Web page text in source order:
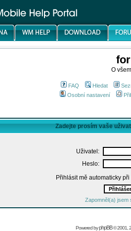
O
FAQ Hledat
Osobní nastavení
Zadejte prosím vaše
Uživatel:
Heslo:
Přihlásit mě automaticky
Zapomněl(a) jsem
Powered byphpBB© 2001,